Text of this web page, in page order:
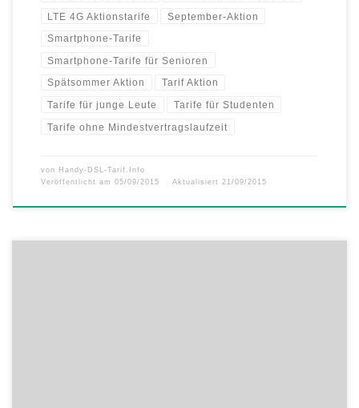
LTE 4G Aktionstarife September-Aktion
Smartphone-Tarife
Smartphone-Tarife für Senioren
Spätsommer Aktion Tarif Aktion
Tarife für junge Leute Tarife für Studenten
Tarife ohne Mindestvertragslaufzeit
von Handy-DSL-Tarif.Info
Veröffentlicht am 05/09/2015 Aktualisiert 21/09/2015